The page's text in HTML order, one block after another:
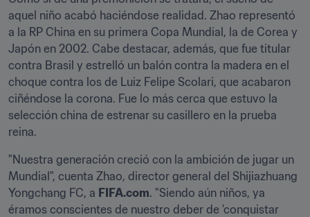
aquel niño acabó haciéndose realidad. Zhao representó
a la RP China en su primera Copa Mundial, la de Corea y
Japón en 2002. Cabe destacar, además, que fue titular
contra Brasil y estrelló un balón contra la madera en el
choque contra los de Luiz Felipe Scolari, que acabaron
ciñéndose la corona. Fue lo más cerca que estuvo la
selección china de estrenar su casillero en la prueba
reina.
"Nuestra generación creció con la ambición de jugar un
Mundial", cuenta Zhao, director general del Shijiazhuang
Yongchang FC, a FIFA.com. "Siendo aún niños, ya
éramos conscientes de nuestro deber de 'conquistar